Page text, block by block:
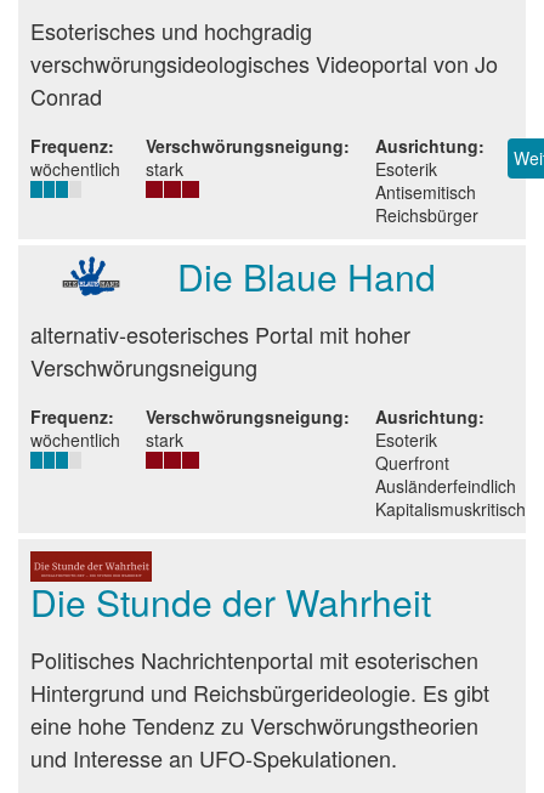
Beurteilung
Esoterisches und hochgradig
verschwörungsideologisches Videoportal von Jo
Conrad
Frequenz
wöchentlich
Verschwörungsneigung
stark
Ausrichtung
Esoterik
Antisemitisch
Reichsbürger
Die Blaue Hand
Beurteilung
alternativ-esoterisches Portal mit hoher
Verschwörungsneigung
Frequenz
wöchentlich
Verschwörungsneigung
stark
Ausrichtung
Esoterik
Querfront
Ausländerfeindlich
Kapitalismuskritisch
Die Stunde der Wahrheit
Beurteilung
Politisches Nachrichtenportal mit esoterischen
Hintergrund und Reichsbürgerideologie. Es gibt
eine hohe Tendenz zu Verschwörungstheorien
und Interesse an UFO-Spekulationen.